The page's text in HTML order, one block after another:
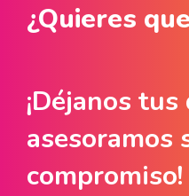
¿Quieres
¡Déjanos
asesoramos
compromiso!